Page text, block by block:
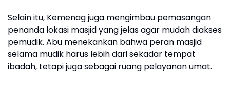
Selain itu, Kemenag juga mengimbau pemasangan
penanda lokasi masjid yang jelas agar mudah diakses
pemudik. Abu menekankan bahwa peran masjid
selama mudik harus lebih dari sekadar tempat
ibadah, tetapi juga sebagai ruang pelayanan umat.